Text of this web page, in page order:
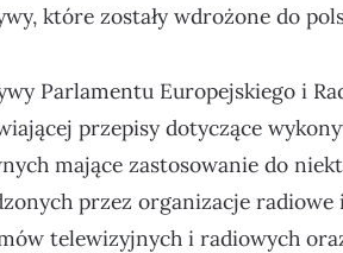
które zostały wdrożone do
Parlamentu Europejskiego i
przepisy dotyczące
mające zastosowanie do
przez organizacje
telewizyjnych i radiowych